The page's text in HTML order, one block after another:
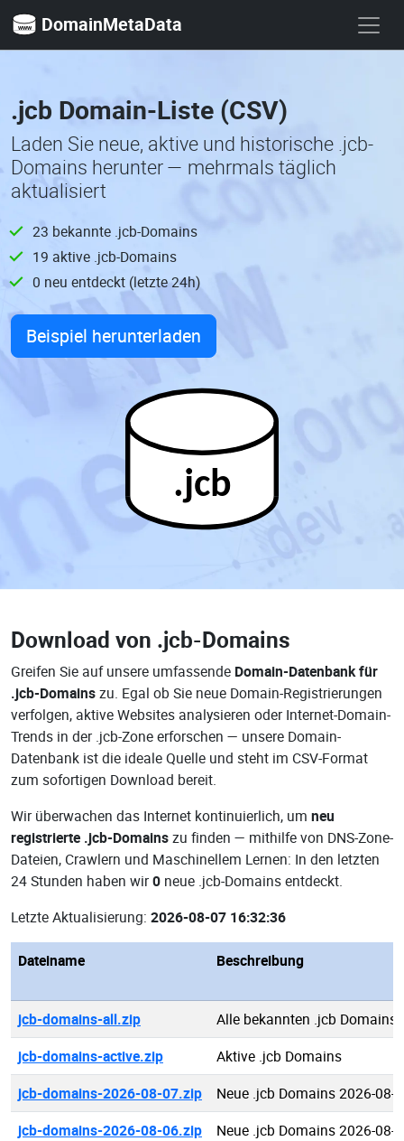
DomainMetaData
.jcb Domain-Liste (CSV)
Laden Sie neue, aktive und historische .jcb-
Domains herunter — mehrmals täglich
aktualisiert
23 bekannte .jcb-Domains
19 aktive .jcb-Domains
0 neu entdeckt (letzte 24h)
Beispiel herunterladen
.jcb
Download von .jcb-Domains
Greifen Sie auf unsere umfassende Domain-Datenbank für
.jcb-Domainszu. Egal ob Sie neue Domain-Registrierungen
verfolgen, aktive Websites analysieren oder Internet-Domain-
Trends in der .jcb-Zone erforschen — unsere Domain-
Datenbank ist die ideale Quelle und steht im CSV-Format
zum sofortigen Download bereit.
Wir überwachen das Internet kontinuierlich, um neu
registrierte .jcb-Domainszu finden — mithilfe von DNS-Zone-
Dateien, Crawlern und Maschinellem Lernen: In den letzten
24 Stunden haben wir0 neue .jcb-Domains entdeckt.
Letzte Aktualisierung: 2026-08-07 16:32:36
Dateiname Beschreibung
jcb-domains-all.zip
Alle bekannten .jcb Domains
jcb-domains-active.zip
Aktive .jcb Domains
jcb-domains-2026-08-07.zip
Neue .jcb Domains 2026-08-
jcb-domains-2026-08-06.zip
Neue .jcb Domains 2026-08-